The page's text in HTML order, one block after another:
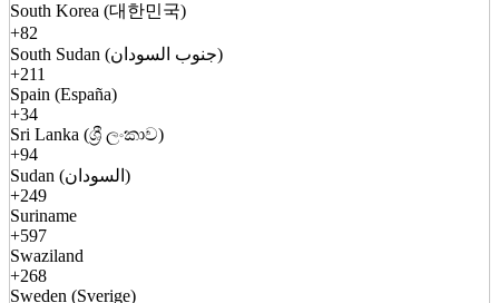
South Korea (대한민국)
+82
South Sudan (جنوب السودان)
+211
Spain (España)
+34
Sri Lanka (ශ්‍රී ලංකාව)
+94
Sudan (السودان)
+249
Suriname
+597
Swaziland
+268
Sweden (Sverige)